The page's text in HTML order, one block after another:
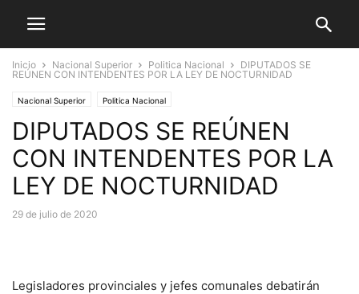
Inicio Nacional Superior Politica Nacional
DIPUTADOS SE
REÚNEN CON INTENDENTES POR LA LEY DE NOCTURNIDAD
Nacional Superior Politica Nacional
DIPUTADOS SE REÚNEN
CON INTENDENTES POR LA
LEY DE NOCTURNIDAD
29 de julio de 2020
Legisladores provinciales y jefes comunales debatirán